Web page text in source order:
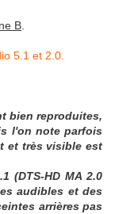
B
5.1 et 2.0.
bien reproduites,
l'on note parfois
et très visible est
(DTS-HD MA 2.0
audibles et des
arrières pas